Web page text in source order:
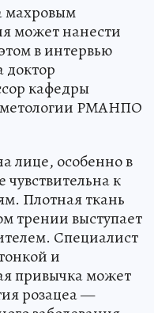
махровым
может нанести
в интервью
доктор
кафедры
РМАНПО
лице, особенно в
чувствительна к
Плотная ткань
трении выступает
Специалист
и
привычка может
розацеа —